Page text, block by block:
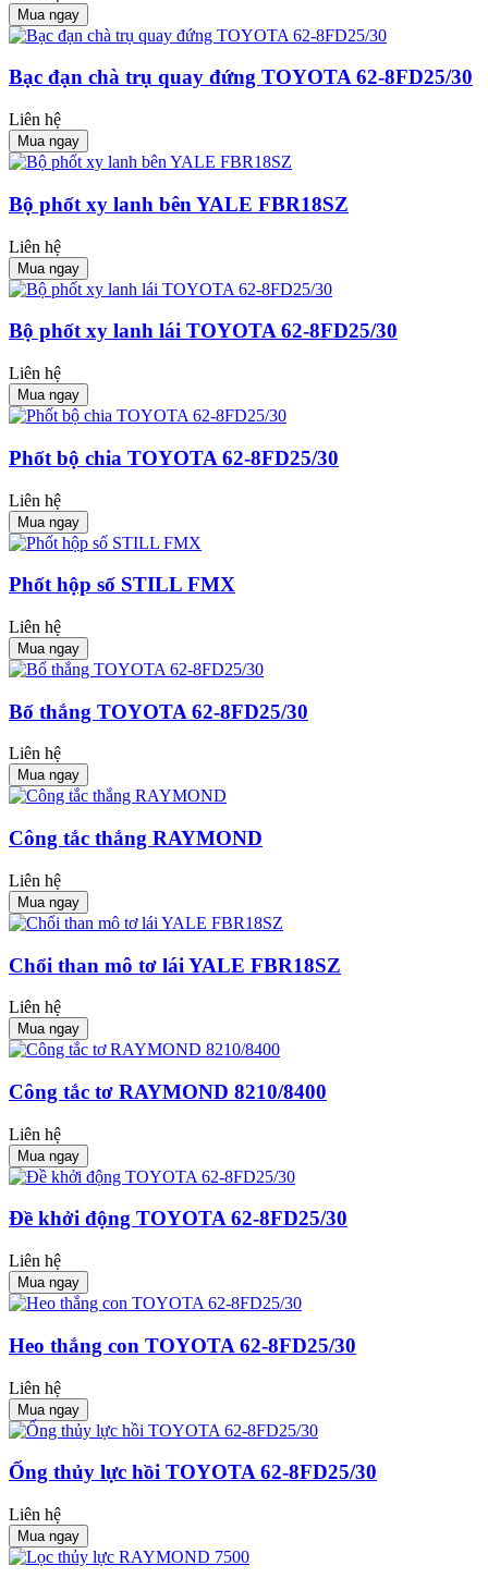
Mua ngay
Bạc đạn chà trụ quay đứng TOYOTA 62-8FD25/30
Liên hệ
Mua ngay
Bộ phốt xy lanh bên YALE FBR18SZ
Liên hệ
Mua ngay
Bộ phốt xy lanh lái TOYOTA 62-8FD25/30
Liên hệ
Mua ngay
Phốt bộ chia TOYOTA 62-8FD25/30
Liên hệ
Mua ngay
Phốt hộp số STILL FMX
Liên hệ
Mua ngay
Bố thắng TOYOTA 62-8FD25/30
Liên hệ
Mua ngay
Công tắc thắng RAYMOND
Liên hệ
Mua ngay
Chổi than mô tơ lái YALE FBR18SZ
Liên hệ
Mua ngay
Công tắc tơ RAYMOND 8210/8400
Liên hệ
Mua ngay
Đề khởi động TOYOTA 62-8FD25/30
Liên hệ
Mua ngay
Heo thắng con TOYOTA 62-8FD25/30
Liên hệ
Mua ngay
Ống thủy lực hồi TOYOTA 62-8FD25/30
Liên hệ
Mua ngay